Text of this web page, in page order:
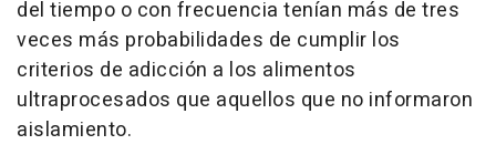
del tiempo o con frecuencia tenían más de tres
veces más probabilidades de cumplir los
criterios de adicción a los alimentos
ultraprocesados que aquellos que no informaron
aislamiento.